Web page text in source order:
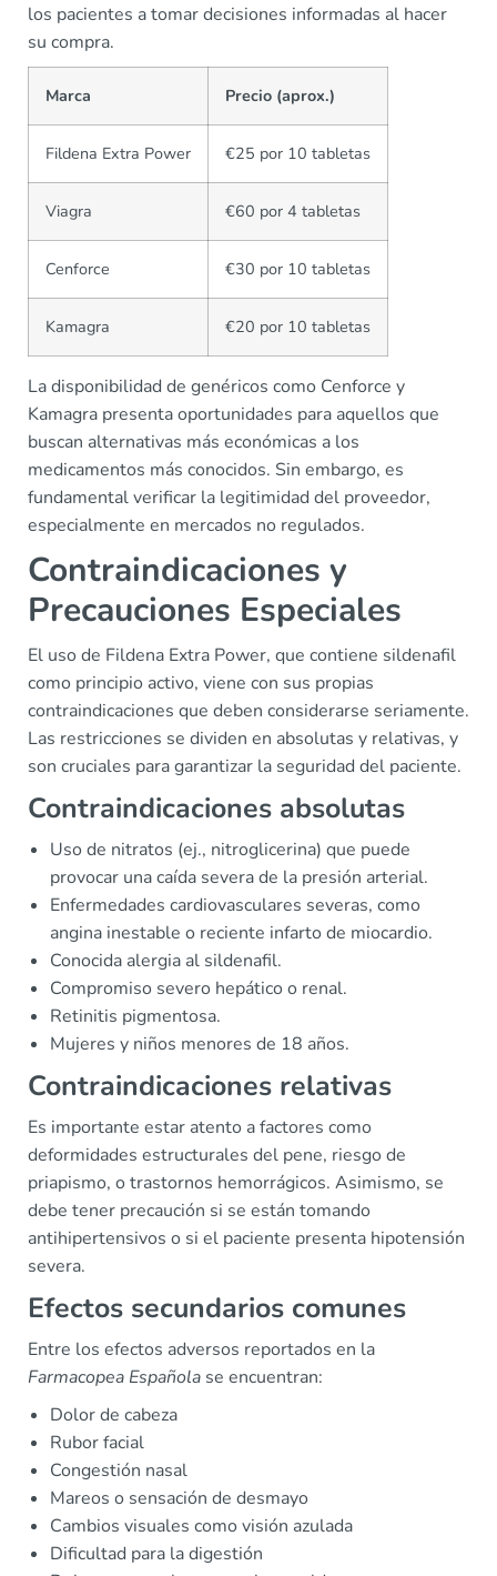
los pacientes a tomar decisiones informadas al hacer
su compra.
Marca Precio (aprox.)
Fildena Extra Power €25 por 10 tabletas
Viagra €60 por 4 tabletas
Cenforce €30 por 10 tabletas
Kamagra €20 por 10 tabletas
La disponibilidad de genéricos como Cenforce y
Kamagra presenta oportunidades para aquellos que
buscan alternativas más económicas a los
medicamentos más conocidos. Sin embargo, es
fundamental verificar la legitimidad del proveedor,
especialmente en mercados no regulados.
Contraindicaciones y
Precauciones Especiales
El uso de Fildena Extra Power, que contiene sildenafil
como principio activo, viene con sus propias
contraindicaciones que deben considerarse seriamente.
Las restricciones se dividen en absolutas y relativas, y
son cruciales para garantizar la seguridad del paciente.
Contraindicaciones absolutas
Uso de nitratos (ej., nitroglicerina) que puede
provocar una caída severa de la presión arterial.
Enfermedades cardiovasculares severas, como
angina inestable o reciente infarto de miocardio.
Conocida alergia al sildenafil.
Compromiso severo hepático o renal.
Retinitis pigmentosa.
Mujeres y niños menores de 18 años.
Contraindicaciones relativas
Es importante estar atento a factores como
deformidades estructurales del pene, riesgo de
priapismo, o trastornos hemorrágicos. Asimismo, se
debe tener precaución si se están tomando
antihipertensivos o si el paciente presenta hipotensión
severa.
Efectos secundarios comunes
Entre los efectos adversos reportados en la
Farmacopea Española se encuentran:
Dolor de cabeza
Rubor facial
Congestión nasal
Mareos o sensación de desmayo
Cambios visuales como visión azulada
Dificultad para la digestión